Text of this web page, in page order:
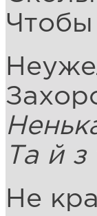
Чтобы
Та й
Не